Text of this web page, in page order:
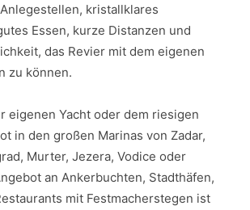
kristallklares
Essen, kurze Distanzen und
das Revier mit dem eigenen
zu können.
eigenen Yacht oder dem riesigen
in den großen Marinas von Zadar,
Murter, Jezera, Vodice oder
an Ankerbuchten, Stadthäfen,
mit Festmacherstegen ist